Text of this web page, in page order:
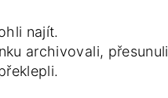
najít.
archivovali, přesunuli